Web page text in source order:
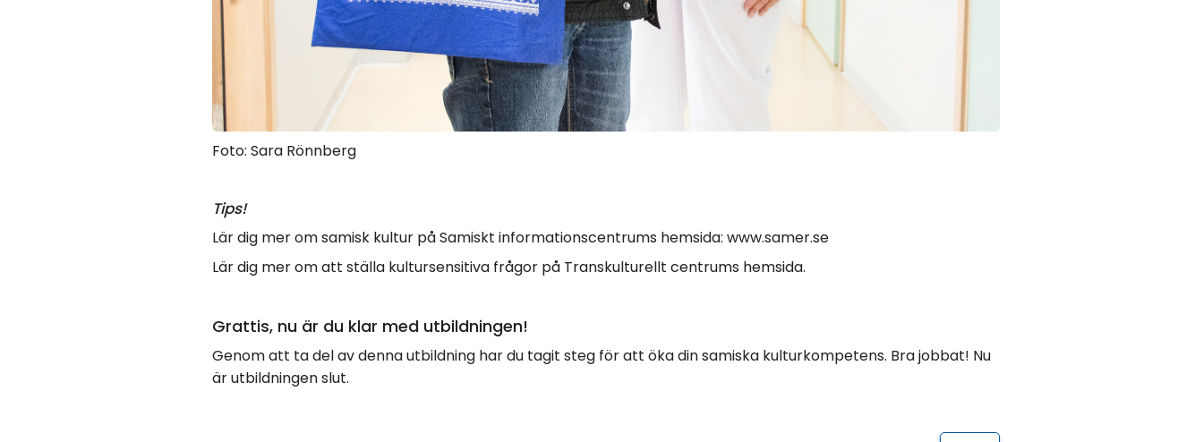
Foto: Sara Rönnberg
Tips!
Lär dig mer om samisk kultur på Samiskt informationscentrums hemsida: www.samer.se
Lär dig mer om att ställa kultursensitiva frågor på Transkulturellt centrums hemsida.
Grattis, nu är du klar med utbildningen!
Genom att ta del av denna utbildning har du tagit steg för att öka din samiska kulturkompetens. Bra jobbat! Nu
är utbildningen slut.